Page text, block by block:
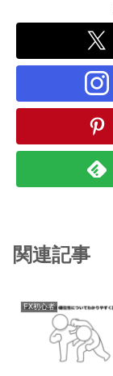
関連記事
FX初心者